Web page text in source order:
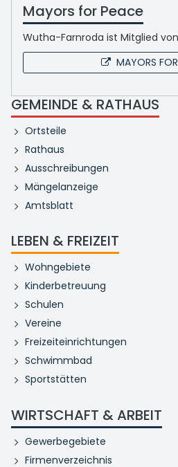
Mayors for Peace
Wutha-Farnroda ist Mitglied
MAYORS
GEMEINDE & RATHAUS
Ortsteile
Rathaus
Ausschreibungen
Mängelanzeige
Amtsblatt
LEBEN & FREIZEIT
Wohngebiete
Kinderbetreuung
Schulen
Vereine
Freizeiteinrichtungen
Schwimmbad
Sportstätten
WIRTSCHAFT & ARBEIT
Gewerbegebiete
Firmenverzeichnis